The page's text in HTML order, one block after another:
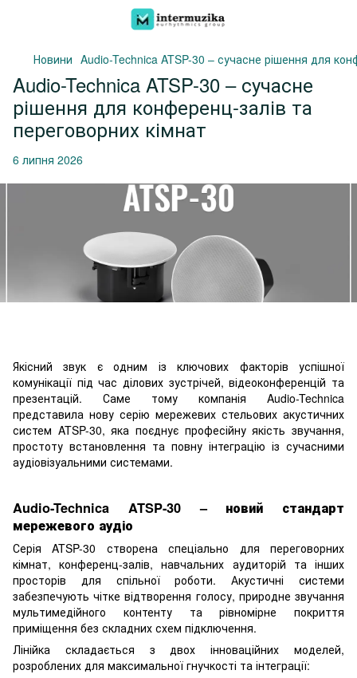
Новини Audio-Technica ATSP-30 – сучасне рішення для
Audio-Technica ATSP-30 – сучасне
рішення для конференц-залів та
переговорних кімнат
6 липня 2026
Якісний звук є одним із ключових факторів успішної
комунікації під час ділових зустрічей, відеоконференцій та
презентацій. Саме тому компанія Audio-Technica
представила нову серію мережевих стельових акустичних
систем ATSP-30, яка поєднує професійну якість звучання,
простоту встановлення та повну інтеграцію із сучасними
аудіовізуальними системами.
Audio-Technica ATSP-30 – новий стандарт
мережевого аудіо
Серія ATSP-30 створена спеціально для переговорних
кімнат, конференц-залів, навчальних аудиторій та інших
просторів для спільної роботи. Акустичні системи
забезпечують чітке відтворення голосу, природне звучання
мультимедійного контенту та рівномірне покриття
приміщення без складних схем підключення.
Лінійка складається з двох інноваційних моделей,
розроблених для максимальної гнучкості та інтеграції: